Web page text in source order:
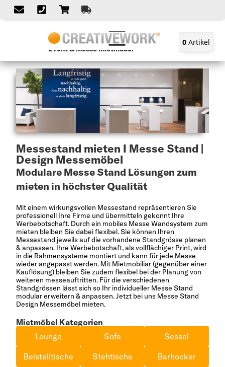
Event & Messe Mietmöbel
0Artikel
Messestand mieten I Messe Stand |
Design Messemöbel
Modulare Messe Stand Lösungen zum
mieten in höchster Qualität
Mit einem wirkungsvollen Messestand repräsentieren Sie
professionell Ihre Firme und übermitteln gekonnt Ihre
Werbebotschaft. Durch ein mobiles Messe Wandsystem zum
mieten bleiben Sie dabei flexibel. Sie können Ihren
Messestand jeweils auf die vorhandene Standgrösse planen
& anpassen. Ihre Werbebotschaft, als vollflächiger Print, wird
in die Rahmensysteme montiert und kann für jede Messe
wieder angepasst werden. Mit Mietmobiliar (gegenüber einer
Kauflösung) bleiben Sie zudem flexibel bei der Planung von
weiteren messeauftritten. Für die verschiedenen
Standgrössen lässt sich so Ihr individueller Messe Stand
modular erweitern & anpassen. Jetzt bei uns Messe Stand
Design Messemöbel mieten.
Mietmöbel Kategorien
Lounge
Sofa
Sessel
Beistelltische
Stehtische
Barhocker